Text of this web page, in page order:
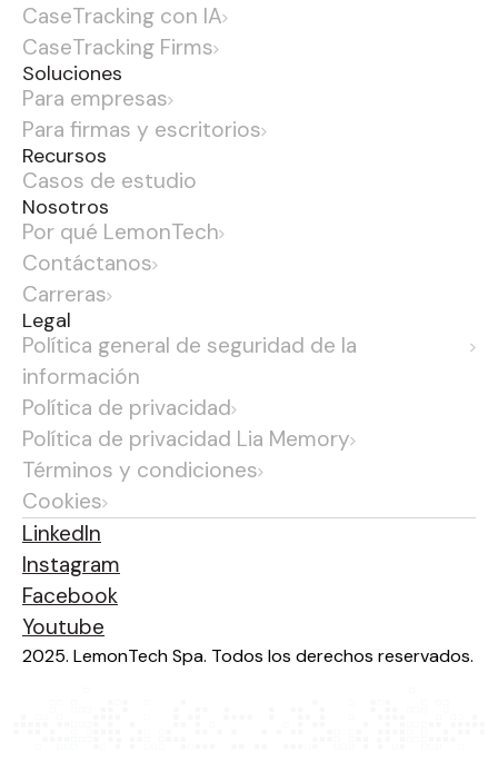
CaseTracking con IA
CaseTracking Firms
Soluciones
Para empresas
Para firmas y escritorios
Recursos
Casos de estudio
Nosotros
Por qué LemonTech
Contáctanos
Carreras
Legal
Política general de seguridad de la
información
Política de privacidad
Política de privacidad Lia Memory
Términos y condiciones
Cookies
2025. LemonTech Spa. Todos los derechos reservados.
LinkedIn
Instagram
Facebook
Youtube